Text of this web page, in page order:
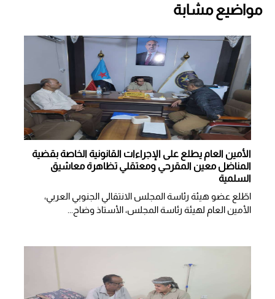
مواضيع مشابة
الأمين العام يطلع على الإجراءات القانونية الخاصة بقضية
المناضل معين المقرحي ومعتقلي تظاهرة معاشيق
السلمية
اطّلع عضو هيئة رئاسة المجلس الانتقالي الجنوبي العربي،
الأمين العام لهيئة رئاسة المجلس، الأستاذ وضاح...